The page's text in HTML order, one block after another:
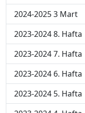
2024-2025 3 Mart
2023-2024 8. Hafta
2023-2024 7. Hafta
2023-2024 6. Hafta
2023-2024 5. Hafta